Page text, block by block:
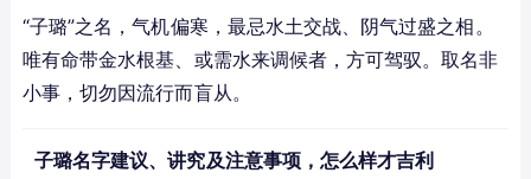
“子璐”之名，气机偏寒，最忌水土交战、阴气过盛之相。
唯有命带金水根基、或需水来调候者，方可驾驭。取名非
小事，切勿因流行而盲从。
子璐名字建议、讲究及注意事项，怎么样才吉利